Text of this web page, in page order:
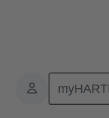
Collegamento